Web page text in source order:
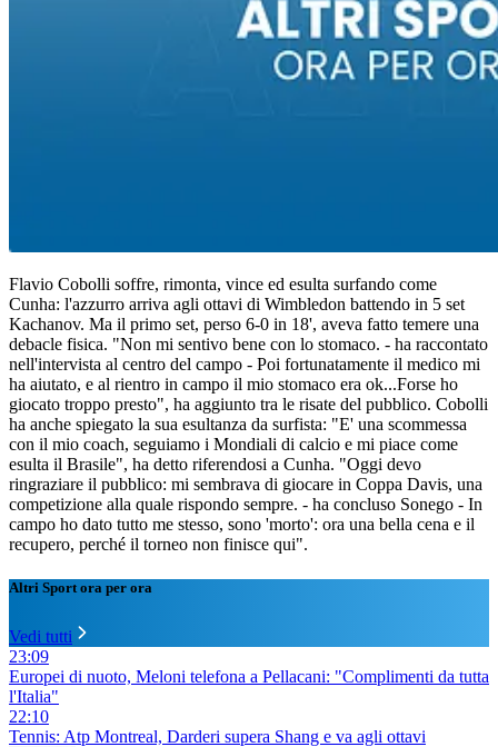
Flavio Cobolli soffre, rimonta, vince ed esulta surfando come
Cunha: l'azzurro arriva agli ottavi di Wimbledon battendo in 5 set
Kachanov. Ma il primo set, perso 6-0 in 18', aveva fatto temere una
debacle fisica. "Non mi sentivo bene con lo stomaco. - ha raccontato
nell'intervista al centro del campo - Poi fortunatamente il medico mi
ha aiutato, e al rientro in campo il mio stomaco era ok...Forse ho
giocato troppo presto", ha aggiunto tra le risate del pubblico. Cobolli
ha anche spiegato la sua esultanza da surfista: "E' una scommessa
con il mio coach, seguiamo i Mondiali di calcio e mi piace come
esulta il Brasile", ha detto riferendosi a Cunha. "Oggi devo
ringraziare il pubblico: mi sembrava di giocare in Coppa Davis, una
competizione alla quale rispondo sempre. - ha concluso Sonego - In
campo ho dato tutto me stesso, sono 'morto': ora una bella cena e il
recupero, perché il torneo non finisce qui".
Altri Sport ora per ora
Vedi tutti
23:09
Europei di nuoto, Meloni telefona a Pellacani: "Complimenti da tutta
l'Italia"
22:10
Tennis: Atp Montreal, Darderi supera Shang e va agli ottavi